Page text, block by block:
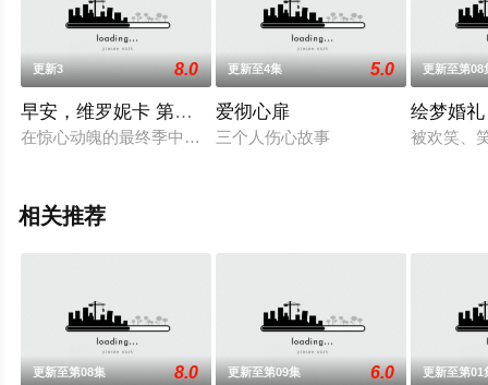
更新3 8.0
早安，维罗妮卡 第三季
在惊心动魄的最终季中，对正义的寻求来到关键时刻，维罗妮
更新至4集 5.0
爱彻心扉
三个人伤心故事
更新至第08
绘梦婚礼
被欢笑、
相关推荐
更新至第08集 8.0 更新至第09集 6.0 更新至第01